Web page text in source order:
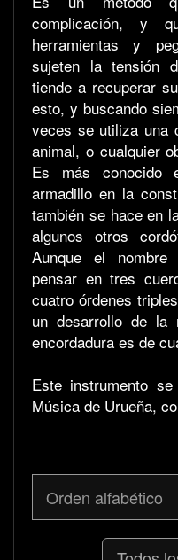
complicación, y
herramientas y
sujeten la tensión
tiende a recuperar
esto, y buscando
veces se utiliza una
animal, o cualquier
Es más
armadillo en la
también se hace en
algunos otros
Aunque el
pensar en tres
cuatro órdenes
un desarrollo de la
encordadura es de
Este instrumento
Música de Urueña,
Orden alfabético